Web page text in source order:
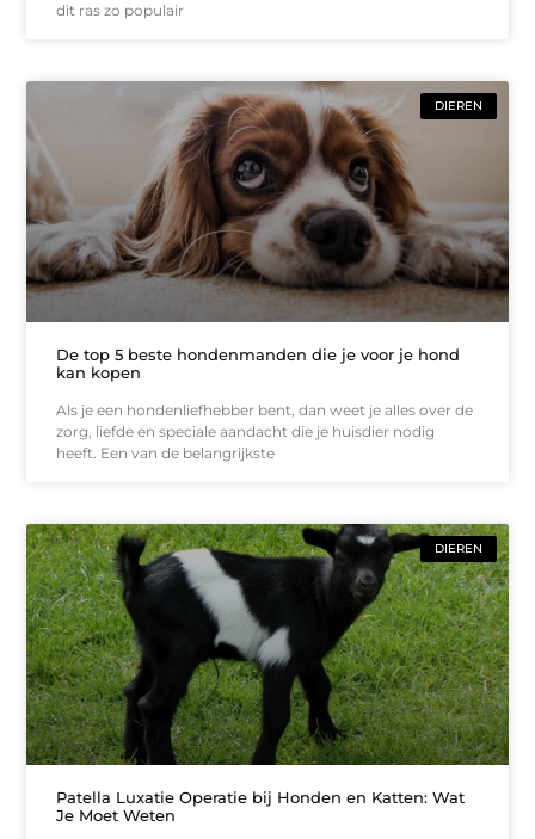
dit ras zo populair
DIEREN
De top 5 beste hondenmanden die je voor je hond
kan kopen
Als je een hondenliefhebber bent, dan weet je alles over de
zorg, liefde en speciale aandacht die je huisdier nodig
heeft. Een van de belangrijkste
DIEREN
Patella Luxatie Operatie bij Honden en Katten: Wat
Je Moet Weten